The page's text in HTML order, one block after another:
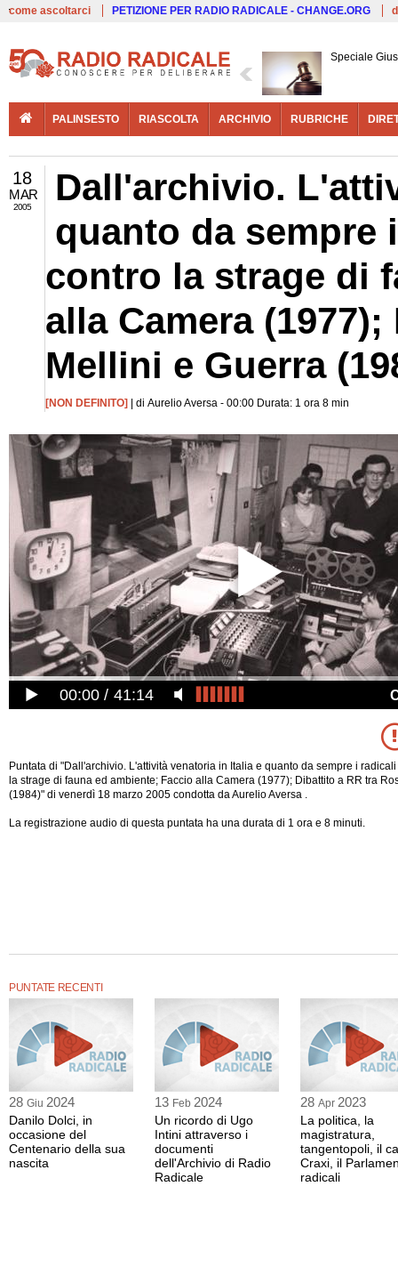
come ascoltarci PETIZIONE PER RADIO RADICALE - CHANGE.ORG
Speciale
PALINSESTO RIASCOLTA ARCHIVIO RUBRICHE
18
MAR
2005
Dall'archivio.
quanto da
contro la strage di
alla Camera
Mellini e Guerra
[NON DEFINITO] | di Aurelio Aversa - 00:00 Durata: 1 ora 8 min
00:00 41:14
Puntata di "Dall'archivio. L'attività venatoria in Italia e quanto da sempre i
la strage di fauna ed ambiente; Faccio alla Camera (1977); Dibattito a RR tra
(1984)" di venerdì 18 marzo 2005 condotta da Aurelio Aversa .
La registrazione audio di questa puntata ha una durata di 1 ora e 8 minuti.
PUNTATE RECENTI
28 Giu 2024
Danilo Dolci, in
occasione del
Centenario della sua
nascita
13 Feb 2024
Un ricordo di Ugo
Intini attraverso i
documenti
dell'Archivio di Radio
Radicale
28 Apr 2023
La politica, la
magistratura,
tangentopoli, il
Craxi, il
radicali